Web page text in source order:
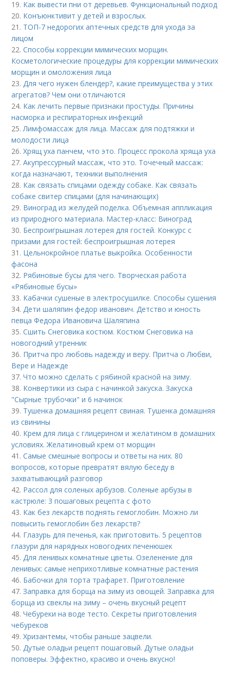
19. Как вывести пни от деревьев. Функциональный подход
20. Конъюнктивит у детей и взрослых.
21. ТОП-7 недорогих аптечных средств для ухода за
лицом
22.Способы коррекции мимических морщин.
Косметологические процедуры для коррекции мимических
морщин и омоложения лица
23.Для чего нужен блендер?, какие преимущества у этих
агрегатов? Чем они отличаются
24. Как лечить первые признаки простуды. Причины
насморка и респираторных инфекций
25.Лимфомассаж для лица. Массаж для подтяжки и
молодости лица
26.Хрящ уха панчем, что это. Процесс прокола хряща уха
27.Акупрессурный массаж, что это. Точечный массаж:
когда назначают, техники выполнения
28. Как связать спицами одежду собаке. Как связать
собаке свитер спицами (для начинающих)
29. Виноград из желудей поделка. Объемная аппликация
из природного материала. Мастер-класс: Виноград
30. Беспроигрышная лотерея для гостей. Конкурс с
призами для гостей: беспроигрышная лотерея
31. Цельнокройное платье выкройка. Особенности
фасона
32. Рябиновые бусы для чего. Творческая работа
«Рябиновые бусы»
33. Кабачки сушеные в электросушилке. Способы сушения
34.Дети шаляпин федор иванович. Детство и юность
певца Федора Ивановича Шаляпина
35.Сшить Снеговика костюм. Костюм Снеговика на
новогодний утренник
36. Притча про любовь надежду и веру. Притча о Любви,
Вере и Надежде
37.Что можно сделать с рябиной красной на зиму.
38. Конвертики из сыра с начинкой закуска. Закуска
"Сырные трубочки" и 6 начинок
39. Тушенка домашняя рецепт свиная. Тушенка домашняя
из свинины
40. Крем для лица с глицерином и желатином в домашних
условиях. Желатиновый крем от морщин
41.Самые смешные вопросы и ответы на них. 80
вопросов, которые превратят вялую беседу в
захватывающий разговор
42. Рассол для соленых арбузов. Соленые арбузы в
кастрюле: 3 пошаговых рецепта с фото
43. Как без лекарств поднять гемоглобин. Можно ли
повысить гемоглобин без лекарств?
44. Глазурь для печенья, как приготовить. 5 рецептов
глазури для нарядных новогодних печенюшек
45.Для ленивых комнатные цветы. Озеленение для
ленивых: самые неприхотливые комнатные растения
46. Бабочки для торта трафарет. Приготовление
47.Заправка для борща на зиму из овощей. Заправка для
борща из свеклы на зиму – очень вкусный рецепт
48.Чебуреки на воде тесто. Секреты приготовления
чебуреков
49.Хризантемы, чтобы раньше зацвели.
50.Дутые оладьи рецепт пошаговый. Дутые оладьи
поповеры. Эффектно, красиво и очень вкусно!